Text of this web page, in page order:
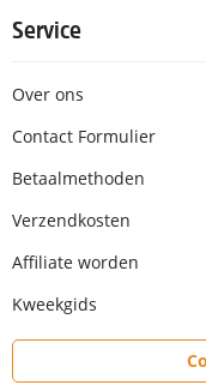
Service
Over ons
Contact Formulier
Betaalmethoden
Verzendkosten
Affiliate worden
Kweekgids